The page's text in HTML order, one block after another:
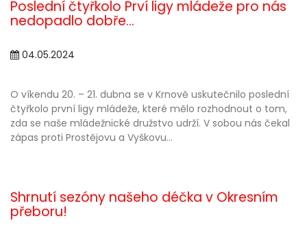
Poslední čtyřkolo Prví ligy mládeže pro nás
nedopadlo dobře...
04.05.2024
O víkendu 20. – 21. dubna se v Krnově uskutečnilo poslední
čtyřkolo první ligy mládeže, které mělo rozhodnout o tom,
zda se naše mládežnické družstvo udrží. V sobou nás čekal
zápas proti Prostějovu a Vyškovu...
Shrnutí sezóny našeho déčka v Okresním
přeboru!